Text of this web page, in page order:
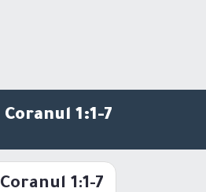
Coranul 1:1-7
Coranul 1:1-7